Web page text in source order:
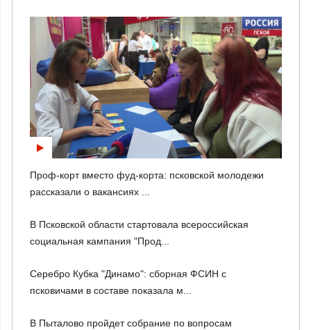
Проф-корт вместо фуд-корта: псковской молодежи
рассказали о вакансиях ...
В Псковской области стартовала всероссийская
социальная кампания "Прод...
Серебро Кубка "Динамо": сборная ФСИН с
псковичами в составе показала м...
В Пыталово пройдет собрание по вопросам